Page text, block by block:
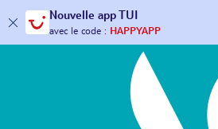
Nouvelle app TUI
30€ offerts*sur votre
avec le code : HAPPYAPP
Hôtels & Clubs